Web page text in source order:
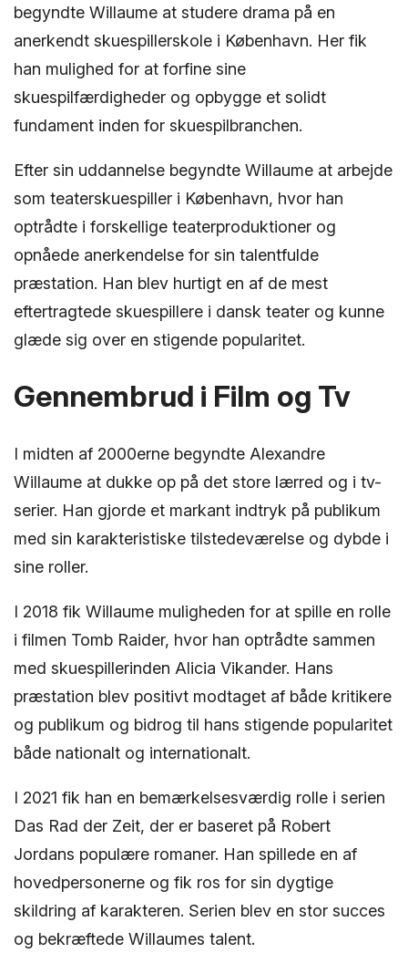
begyndte Willaume at studere drama på en
anerkendt skuespillerskole i København. Her fik
han mulighed for at forfine sine
skuespilfærdigheder og opbygge et solidt
fundament inden for skuespilbranchen.
Efter sin uddannelse begyndte Willaume at arbejde
som teaterskuespiller i København, hvor han
optrådte i forskellige teaterproduktioner og
opnåede anerkendelse for sin talentfulde
præstation. Han blev hurtigt en af de mest
eftertragtede skuespillere i dansk teater og kunne
glæde sig over en stigende popularitet.
Gennembrud i Film og Tv
I midten af 2000erne begyndte Alexandre
Willaume at dukke op på det store lærred og i tv-
serier. Han gjorde et markant indtryk på publikum
med sin karakteristiske tilstedeværelse og dybde i
sine roller.
I 2018 fik Willaume muligheden for at spille en rolle
i filmen Tomb Raider, hvor han optrådte sammen
med skuespillerinden Alicia Vikander. Hans
præstation blev positivt modtaget af både kritikere
og publikum og bidrog til hans stigende popularitet
både nationalt og internationalt.
I 2021 fik han en bemærkelsesværdig rolle i serien
Das Rad der Zeit, der er baseret på Robert
Jordans populære romaner. Han spillede en af
hovedpersonerne og fik ros for sin dygtige
skildring af karakteren. Serien blev en stor succes
og bekræftede Willaumes talent.